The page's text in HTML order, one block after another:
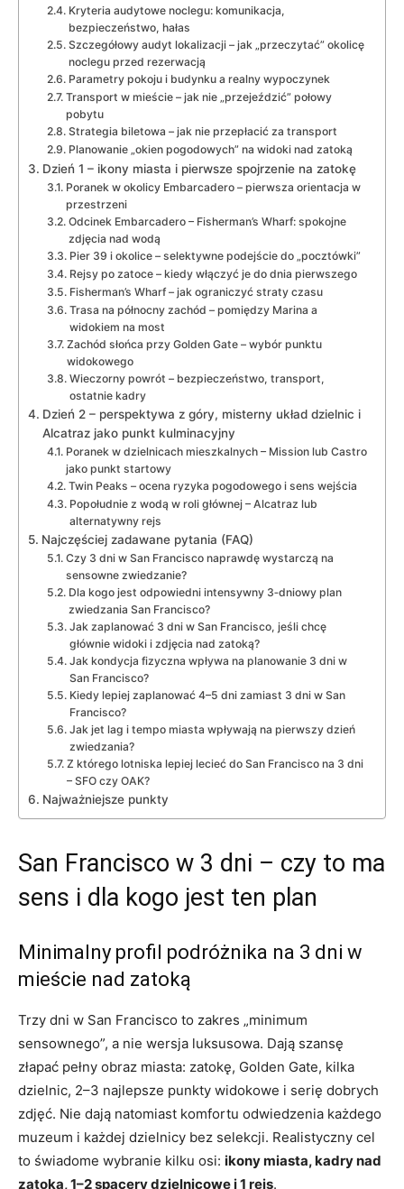
Kryteria audytowe noclegu: komunikacja,
bezpieczeństwo, hałas
Szczegółowy audyt lokalizacji – jak „przeczytać” okolicę
noclegu przed rezerwacją
Parametry pokoju i budynku a realny wypoczynek
Transport w mieście – jak nie „przejeździć” połowy
pobytu
Strategia biletowa – jak nie przepłacić za transport
Planowanie „okien pogodowych” na widoki nad zatoką
Dzień 1 – ikony miasta i pierwsze spojrzenie na zatokę
Poranek w okolicy Embarcadero – pierwsza orientacja w
przestrzeni
Odcinek Embarcadero – Fisherman’s Wharf: spokojne
zdjęcia nad wodą
Pier 39 i okolice – selektywne podejście do „pocztówki”
Rejsy po zatoce – kiedy włączyć je do dnia pierwszego
Fisherman’s Wharf – jak ograniczyć straty czasu
Trasa na północny zachód – pomiędzy Marina a
widokiem na most
Zachód słońca przy Golden Gate – wybór punktu
widokowego
Wieczorny powrót – bezpieczeństwo, transport,
ostatnie kadry
Dzień 2 – perspektywa z góry, misterny układ dzielnic i
Alcatraz jako punkt kulminacyjny
Poranek w dzielnicach mieszkalnych – Mission lub Castro
jako punkt startowy
Twin Peaks – ocena ryzyka pogodowego i sens wejścia
Popołudnie z wodą w roli głównej – Alcatraz lub
alternatywny rejs
Najczęściej zadawane pytania (FAQ)
Czy 3 dni w San Francisco naprawdę wystarczą na
sensowne zwiedzanie?
Dla kogo jest odpowiedni intensywny 3‑dniowy plan
zwiedzania San Francisco?
Jak zaplanować 3 dni w San Francisco, jeśli chcę
głównie widoki i zdjęcia nad zatoką?
Jak kondycja fizyczna wpływa na planowanie 3 dni w
San Francisco?
Kiedy lepiej zaplanować 4–5 dni zamiast 3 dni w San
Francisco?
Jak jet lag i tempo miasta wpływają na pierwszy dzień
zwiedzania?
Z którego lotniska lepiej lecieć do San Francisco na 3 dni
– SFO czy OAK?
Najważniejsze punkty
San Francisco w 3 dni – czy to ma
sens i dla kogo jest ten plan
Minimalny profil podróżnika na 3 dni w
mieście nad zatoką
Trzy dni w San Francisco to zakres „minimum
sensownego”, a nie wersja luksusowa. Dają szansę
złapać pełny obraz miasta: zatokę, Golden Gate, kilka
dzielnic, 2–3 najlepsze punkty widokowe i serię dobrych
zdjęć. Nie dają natomiast komfortu odwiedzenia każdego
muzeum i każdej dzielnicy bez selekcji. Realistyczny cel
to świadome wybranie kilku osi: ikony miasta, kadry nad
zatoką, 1–2 spacery dzielnicowe i 1 rejs.